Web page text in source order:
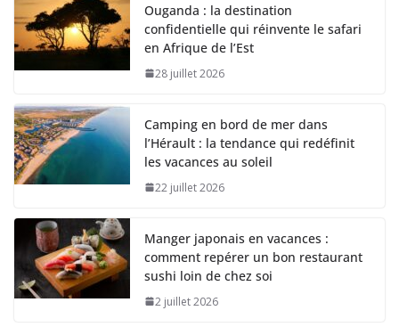
Ouganda : la destination
confidentielle qui réinvente le safari
en Afrique de l’Est
28 juillet 2026
Camping en bord de mer dans
l’Hérault : la tendance qui redéfinit
les vacances au soleil
22 juillet 2026
Manger japonais en vacances :
comment repérer un bon restaurant
sushi loin de chez soi
2 juillet 2026